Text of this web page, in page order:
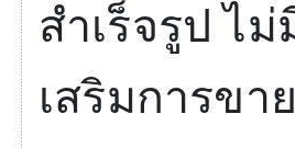
สำเร็จรูป ไ
เสริมการขา